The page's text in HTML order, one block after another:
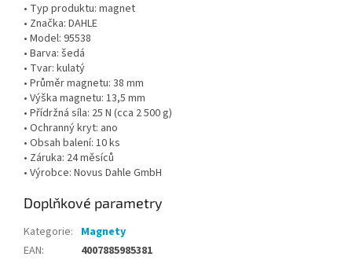
• Typ produktu: magnet
• Značka: DAHLE
• Model: 95538
• Barva: šedá
• Tvar: kulatý
• Průměr magnetu: 38 mm
• Výška magnetu: 13,5 mm
• Přídržná síla: 25 N (cca 2 500 g)
• Ochranný kryt: ano
• Obsah balení: 10 ks
• Záruka: 24 měsíců
• Výrobce: Novus Dahle GmbH
Doplňkové parametry
Kategorie: Magnety
EAN: 4007885985381